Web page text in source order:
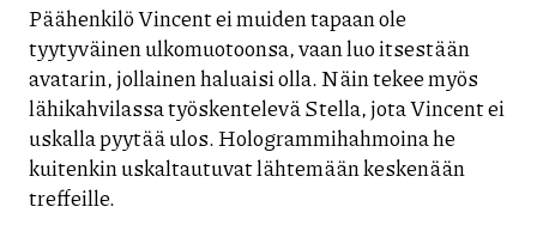
Päähenkilö Vincent ei muiden tapaan ole
tyytyväinen ulkomuotoonsa, vaan luo itsestään
avatarin, jollainen haluaisi olla. Näin tekee myös
lähikahvilassa työskentelevä Stella, jota Vincent ei
uskalla pyytää ulos. Hologrammihahmoina he
kuitenkin uskaltautuvat lähtemään keskenään
treffeille.